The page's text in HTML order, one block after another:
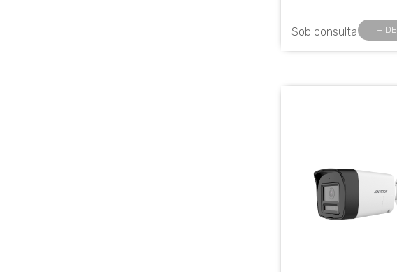
Sob consulta +